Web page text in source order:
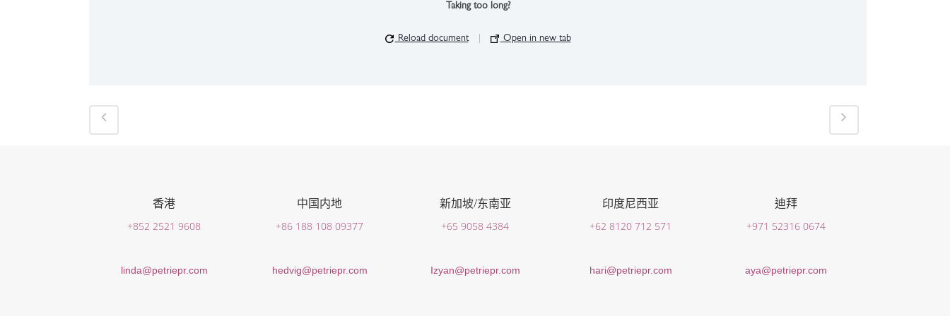
Taking too long?
Reload document Open in new tab
香港
+852 2521 9608
linda@petriepr.com
中国内地
+86 188 108 09377
hedvig@petriepr.com
新加坡/东南亚
+65 9058 4384
Izyan@petriepr.com
印度尼西亚
+62 8120 712 571
hari@petriepr.com
迪拜
+971 52316 0674
aya@petriepr.com